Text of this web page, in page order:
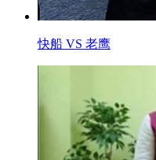
快船 VS 老鹰